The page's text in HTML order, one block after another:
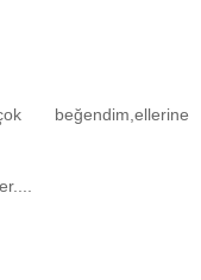
beğendim,ellerine